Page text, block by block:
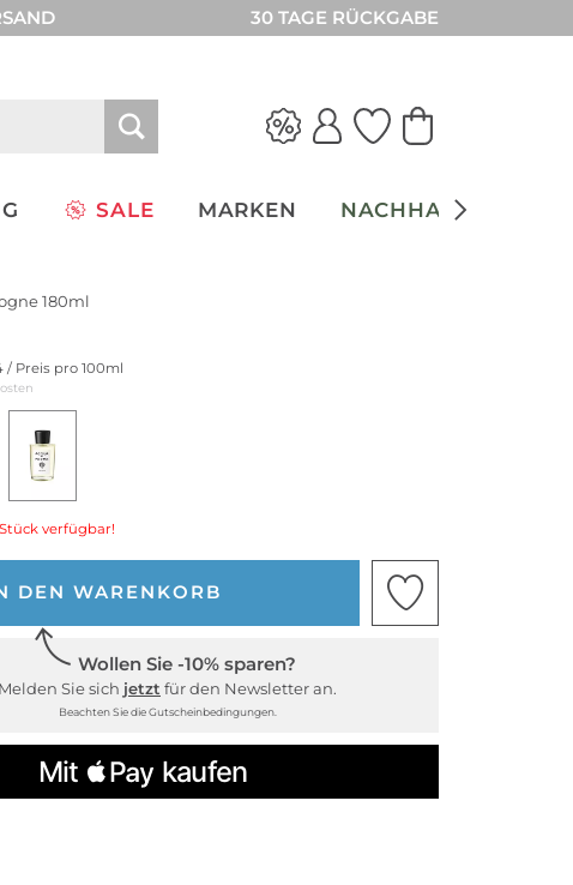
30 TAGE RÜCKGABE
SALE MARKEN NACHHALTIGKEIT
180ml
/ Preis pro 100ml
verfügbar!
DEN WARENKORB
Wollen Sie -10% sparen?
Melden Sie sich jetzt für den Newsletter an.
Beachten Sie die Gutscheinbedingungen.